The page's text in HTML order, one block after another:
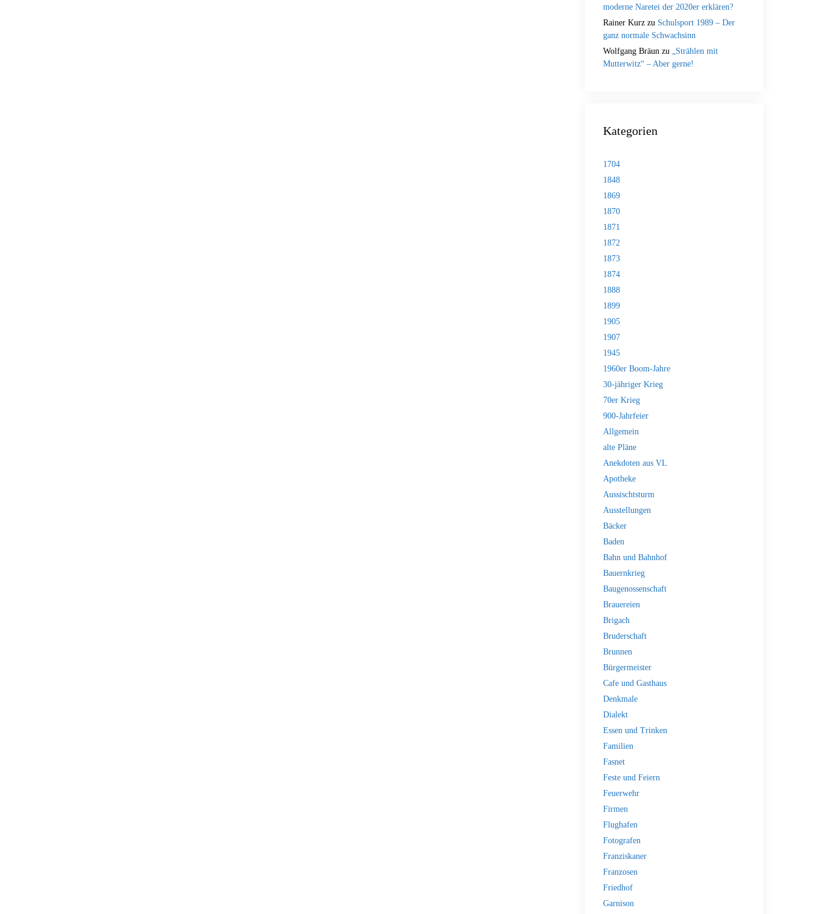
moderne Naretei der 2020er erklären?
Rainer Kurz zu Schulsport 1989 – Der
ganz normale Schwachsinn
Wolfgang Bräun zu „Strählen mit
Mutterwitz“ – Aber gerne!
Kategorien
1704
1848
1869
1870
1871
1872
1873
1874
1888
1899
1905
1907
1945
1960er Boom-Jahre
30-jähriger Krieg
70er Krieg
900-Jahrfeier
Allgemein
alte Pläne
Anekdoten aus VL
Apotheke
Aussischtsturm
Ausstellungen
Bäcker
Baden
Bahn und Bahnhof
Bauernkrieg
Baugenossenschaft
Brauereien
Brigach
Bruderschaft
Brunnen
Bürgermeister
Cafe und Gasthaus
Denkmale
Dialekt
Essen und Trinken
Familien
Fasnet
Feste und Feiern
Feuerwehr
Firmen
Flughafen
Fotografen
Franziskaner
Franzosen
Friedhof
Garnison